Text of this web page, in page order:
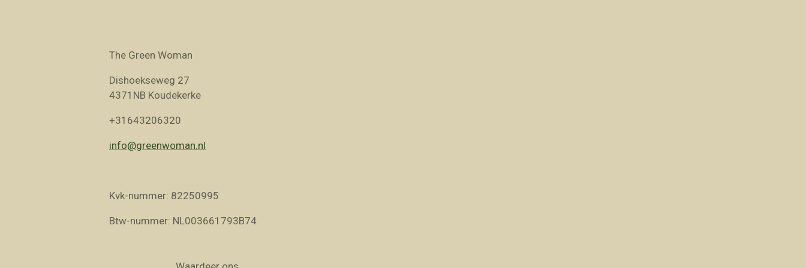
The Green Woman
Dishoekseweg 27
4371NB Koudekerke
+31643206320
info@greenwoman.nl
Kvk-nummer: 82250995
Btw-nummer: NL003661793B74